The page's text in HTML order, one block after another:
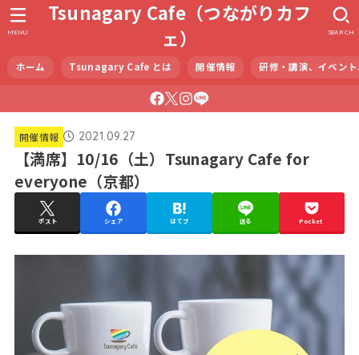
Tsunagary Cafe（つながりカフ
ェ）
ホーム Tsunagary Cafe とは 開催情報 研修・講演、イベン
SEARCH
MENU
開催情報 2021.09.27
【満席】10/16（土）Tsunagary Cafe for
everyone（京都）
ポスト シェア はてブ 送る Pocket